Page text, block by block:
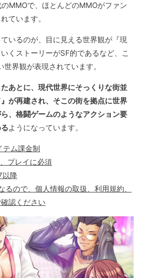
MMOで、ほとんどのMMOがファン
ています。
いるのが、目に見える世界観が『現
くストーリーがSF的であるなど、こ
界観が表現されています。
あとに、現代世界にそっくりな街並
が再建され、そこの街を拠点に世界
、格闘ゲームのようなアクション要
ようになっています。
ム課金制
プレイに必須
降
るので、個人情報の取扱、利用規約、
認ください